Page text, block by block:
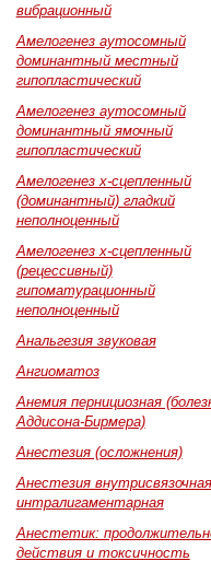
вибрационный
Амелогенез аутосомный
доминантный местный
гипопластический
Амелогенез аутосомный
доминантный ямочный
гипопластический
Амелогенез х-сцепленный
(доминантный) гладкий
неполноценный
Амелогенез х-сцепленный
(рецессивный)
гипоматурационный
неполноценный
Анальгезия звуковая
Ангиоматоз
Анемия пернициозная
Аддисона-Бирмера)
Анестезия (осложнения)
Анестезия
интралигаментарная
Анестетик:
действия и токсичность